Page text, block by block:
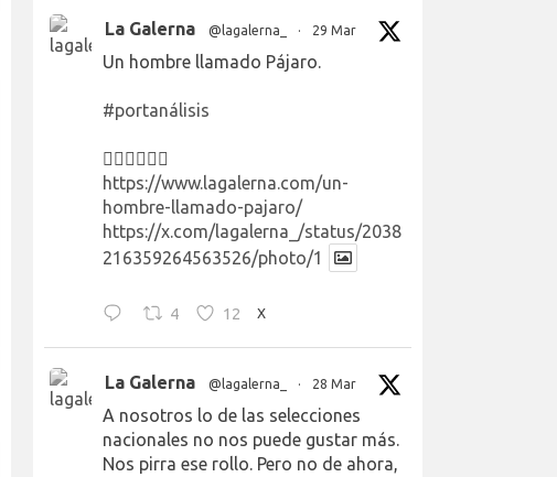
La Galerna @lagalerna_ · 29 Mar
Un hombre llamado Pájaro.
#portanálisis
👉🏻👉🏻👉🏻
https://www.lagalerna.com/un-
hombre-llamado-pajaro/
https://x.com/lagalerna_/status/2038
216359264563526/photo/1
4 12 X
La Galerna @lagalerna_ · 28 Mar
A nosotros lo de las selecciones
nacionales no nos puede gustar más.
Nos pirra ese rollo. Pero no de ahora,